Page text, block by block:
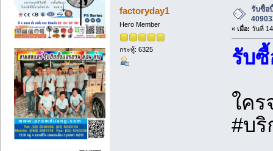
46713 ครั้ง)
factoryday1
Hero Member
กระทู้: 6325
รับซื้อ
« เมื่อ: วันที่
รับ
ใคร
#บริ